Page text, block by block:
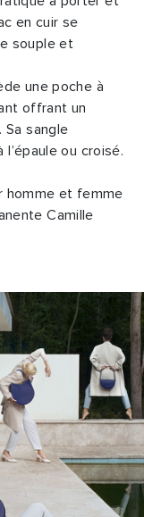
en cuir se
souple et
une poche à
offrant un
Sa sangle
ou croisé.
homme et femme
Camille